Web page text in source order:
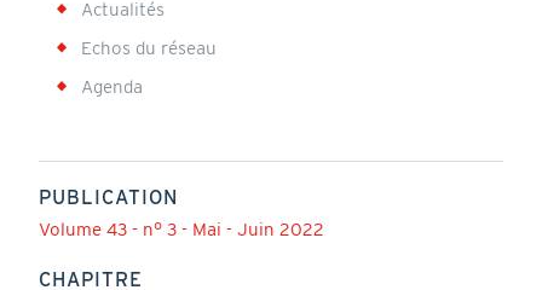
Actualités
Echos du réseau
Agenda
PUBLICATION
Volume 43 - n° 3 - Mai - Juin 2022
CHAPITRE